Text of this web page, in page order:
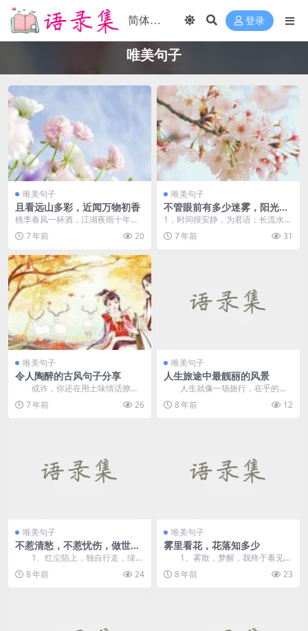
登录
唯美句子
唯美句子
且看远山多彩，近闻万物初香
桃李春风一杯酒，江湖夜雨十年
灯。 ——黄庭坚《寄黄几复》...
7 年前 20
唯美句子
不管眼前有多少迷雾，阳光总
能透过来
1，时间很安静，为君语；长流水，
相同；繁荣，与旧。如果您想来到
这一生，总会有这样...
7 年前 31
唯美句子
令人陶醉的古风句子分享
或许，你还在用土味情话撩妹
子吗？ 今天，我为大家送上
一些古...
7 年前 26
唯美句子
人生旅途中最靓丽的风景
人生就像一场旅行，在乎的，
不是目的地和沿途的风景，而是看
风景的心情。很喜欢这...
8 年前 12
唯美句子
不惹清愁，不惹忧伤，做世上
最柔情的人
1、红尘陌上，独自行走，绿萝
拂过衣襟，青云打湿诺言。
2、...8 年前 24
唯美句子
雾里看花，花落知多少
1、雾散，梦醒，我终于看见真
实，那是千帆过尽的沉寂。
2、...8 年前 23